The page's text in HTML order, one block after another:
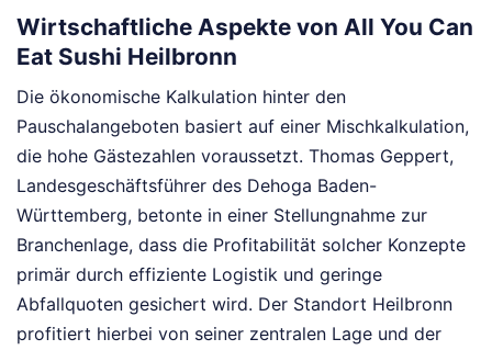
Wirtschaftliche Aspekte von All You Can
Eat Sushi Heilbronn
Die ökonomische Kalkulation hinter den
Pauschalangeboten basiert auf einer Mischkalkulation,
die hohe Gästezahlen voraussetzt. Thomas Geppert,
Landesgeschäftsführer des Dehoga Baden-
Württemberg, betonte in einer Stellungnahme zur
Branchenlage, dass die Profitabilität solcher Konzepte
primär durch effiziente Logistik und geringe
Abfallquoten gesichert wird. Der Standort Heilbronn
profitiert hierbei von seiner zentralen Lage und der